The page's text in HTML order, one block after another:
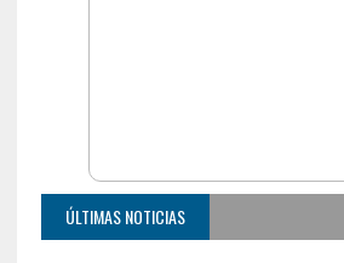
ÚLTIMAS NOTICIAS